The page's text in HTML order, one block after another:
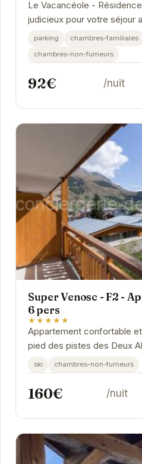
Le Vacancéole -
judicieux pour votre séjour
ses équipements
parking chambres-familiales
chambres-non-fumeurs
92€ /nuit
Super Venosc - F2 -
6 pers
★★★★★
Appartement confortable
pied des pistes des Deux
séjour au ski en famille ou
ski chambres-non-fumeurs
160€ /nuit